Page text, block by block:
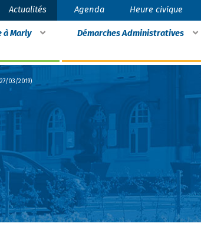
Actualités Agenda Heure civique
à Marly Démarches Administratives
03/2019)